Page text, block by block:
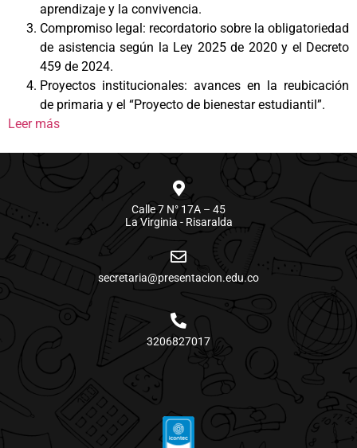
aprendizaje y la convivencia.
Compromiso legal: recordatorio sobre la obligatoriedad
de asistencia según la Ley 2025 de 2020 y el Decreto
459 de 2024.
Proyectos institucionales: avances en la reubicación
de primaria y el “Proyecto de bienestar estudiantil”.
Leer más
Calle 7 N° 17A – 45
La Virginia - Risaralda
secretaria@presentacion.edu.co
3206827017